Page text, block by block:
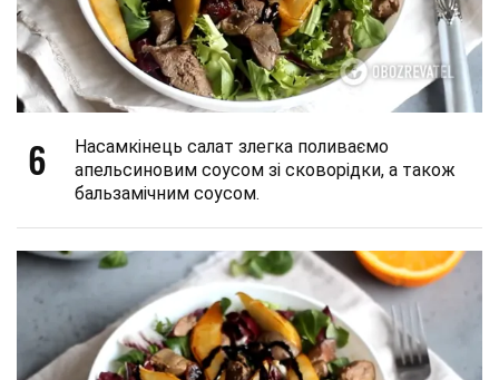
6
Насамкінець салат злегка поливаємо
апельсиновим соусом зі сковорідки, а також
бальзамічним соусом.